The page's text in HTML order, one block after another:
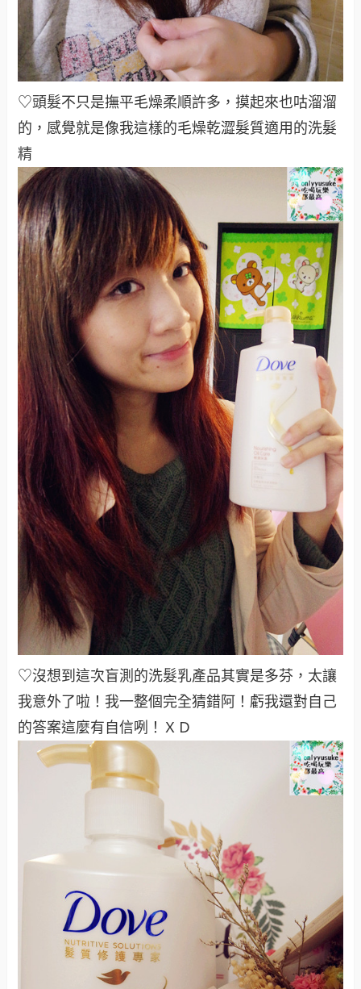
♡頭髮不只是撫平毛燥柔順許多，摸起來也咕溜溜
的，感覺就是像我這樣的毛燥乾澀髮質適用的洗髮
精
♡沒想到這次盲測的洗髮乳產品其實是多芬，太讓
我意外了啦！我一整個完全猜錯阿！虧我還對自己
的答案這麼有自信咧！ＸＤ